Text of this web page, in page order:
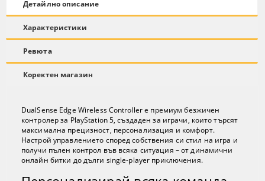
Детайлно описание
Характеристики
Ревюта
Коректен магазин
DualSense Edge Wireless Controller е премиум безжичен
контролер за PlayStation 5, създаден за играчи, които търсят
максимална прецизност, персонализация и комфорт.
Настрой управлението според собствения си стил на игра и
получи пълен контрол във всяка ситуация – от динамични
онлайн битки до дълги single-player приключения.